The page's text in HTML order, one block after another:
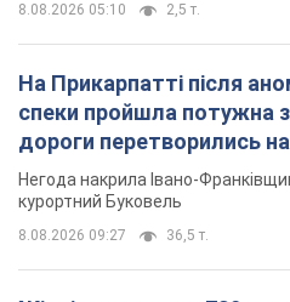
8.08.2026 05:10 2,5 т.
На Прикарпатті після
спеки пройшла потужна
дороги перетворились на
Відео
Негода накрила Івано-
курортний Буковель
8.08.2026 09:27 36,5 т.